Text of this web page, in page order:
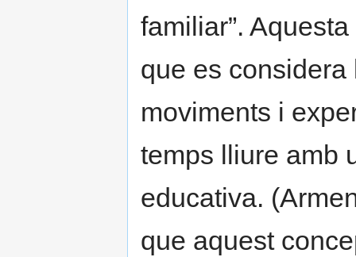
familiar”.
que es considera
moviments i
temps lliure amb
educativa.
que aquest